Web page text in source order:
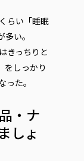
らい「睡眠
い。
きっちりと
をしっかり
た。
・ナ
しょ